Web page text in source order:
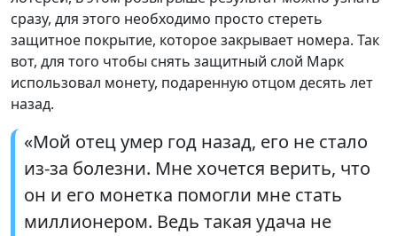
сразу, для этого необходимо просто стереть
защитное покрытие, которое закрывает номера. Так
вот, для того чтобы снять защитный слой Марк
использовал монету, подаренную отцом десять лет
назад.
«Мой отец умер год назад, его не стало
из-за болезни. Мне хочется верить, что
он и его монетка помогли мне стать
миллионером. Ведь такая удача не